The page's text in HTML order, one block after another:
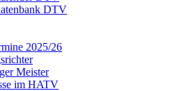
DTV
2025/26
Meister
im HATV